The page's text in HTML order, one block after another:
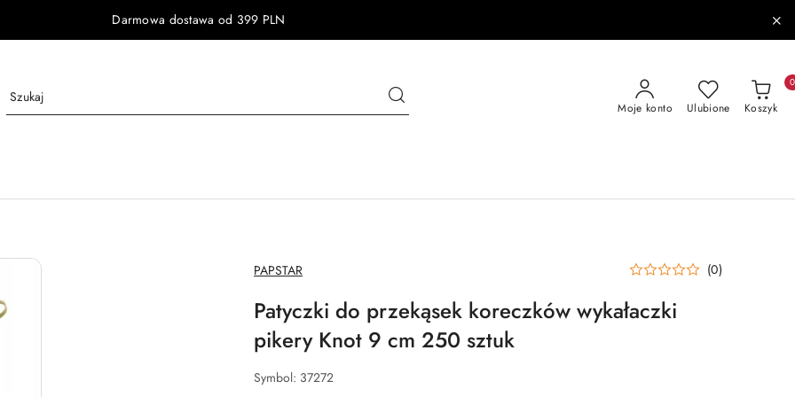
Darmowa dostawa od 399 PLN
Moje konto Ulubione Koszyk
0
NAZWA
PRODUCENTA:
PAPSTAR (0)
Patyczki do przekąsek koreczków wykałaczki
pikery Knot 9 cm 250 sztuk
Symbol: 37272